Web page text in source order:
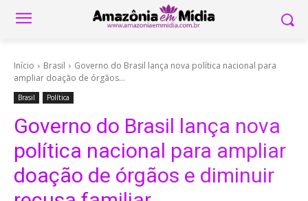
Início Brasil
Governo do Brasil lança nova política nacional para
ampliar doação de órgãos...
Brasil Política
Governo do Brasil lança nova
política nacional para ampliar
doação de órgãos e diminuir